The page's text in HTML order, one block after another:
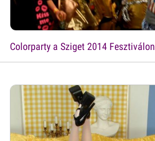
Colorparty a Sziget 2014 Fesztiválon